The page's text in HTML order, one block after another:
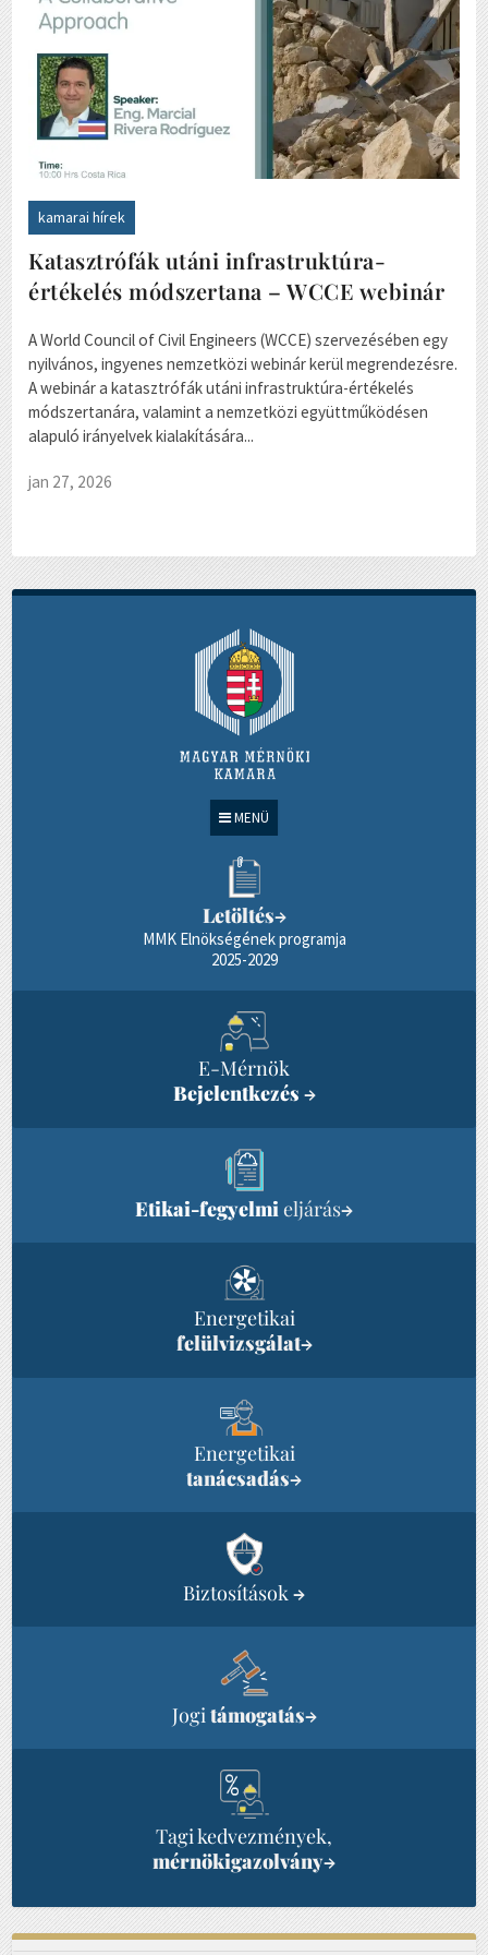
MENÜ
Letöltés→
MMK Elnökségének programja
2025-2029
E-Mérnök
Bejelentkezés →
Etikai-fegyelmi eljárás→
Energetikai
felülvizsgálat→
Energetikai
tanácsadás→
Biztosítások→
Jogi támogatás→
Tagi kedvezmények,
mérnökigazolvány→
kamarai hírek
Katasztrófák utáni infrastruktúra-
értékelés módszertana – WCCE webinár
A World Council of Civil Engineers (WCCE) szervezésében egy
nyilvános, ingyenes nemzetközi webinár kerül megrendezésre.
A webinár a katasztrófák utáni infrastruktúra-értékelés
módszertanára, valamint a nemzetközi együttműködésen
alapuló irányelvek kialakítására...
jan 27, 2026